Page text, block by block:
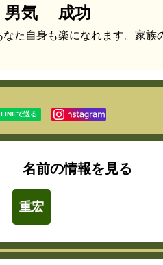
気 成功
た自身も楽になれます。家族
名前の情報を見る
重宏